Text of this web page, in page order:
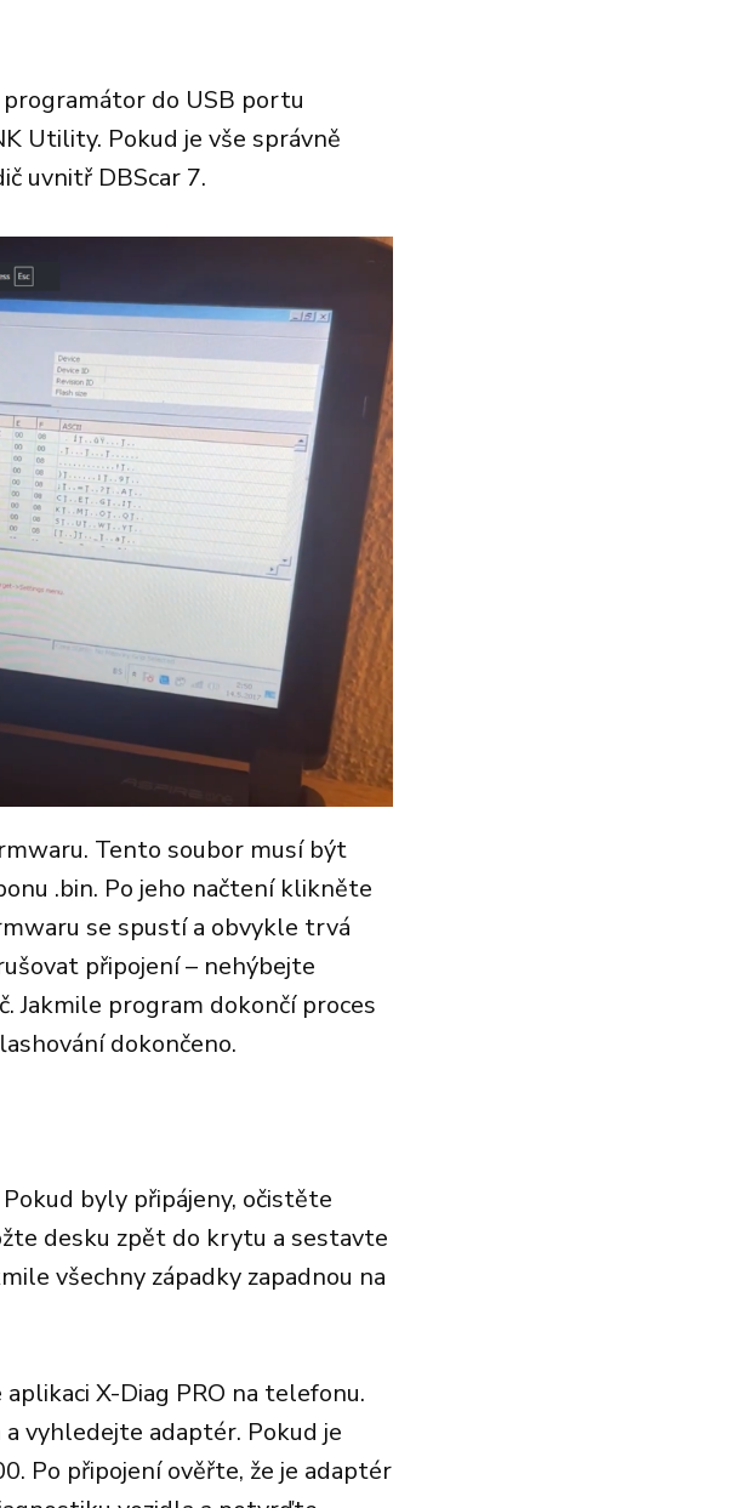
do USB portu
Utility. Pokud je vše správně
uvnitř DBScar 7.
Tento soubor musí být
.bin. Po jeho načtení klikněte
se spustí a obvykle trvá
připojení – nehýbejte
Jakmile program dokončí proces
dokončeno.
byly připájeny, očistěte
desku zpět do krytu a sestavte
všechny západky zapadnou na
X-Diag PRO na telefonu.
vyhledejte adaptér. Pokud je
Po připojení ověřte, že je adaptér